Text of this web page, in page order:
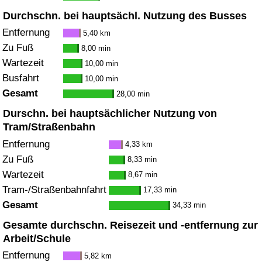
Durchschn. bei hauptsächl. Nutzung des Busses
Entfernung 5,40 km
Zu Fuß 8,00 min
Wartezeit 10,00 min
Busfahrt 10,00 min
Gesamt 28,00 min
Durschn. bei hauptsächlicher Nutzung von
Tram/Straßenbahn
Entfernung 4,33 km
Zu Fuß 8,33 min
Wartezeit 8,67 min
Tram-/Straßenbahnfahrt 17,33 min
Gesamt 34,33 min
Gesamte durchschn. Reisezeit und -entfernung zur
Arbeit/Schule
Entfernung 5,82 km